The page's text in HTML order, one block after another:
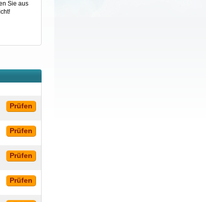
Sie aus
Prüfen
Prüfen
Prüfen
Prüfen